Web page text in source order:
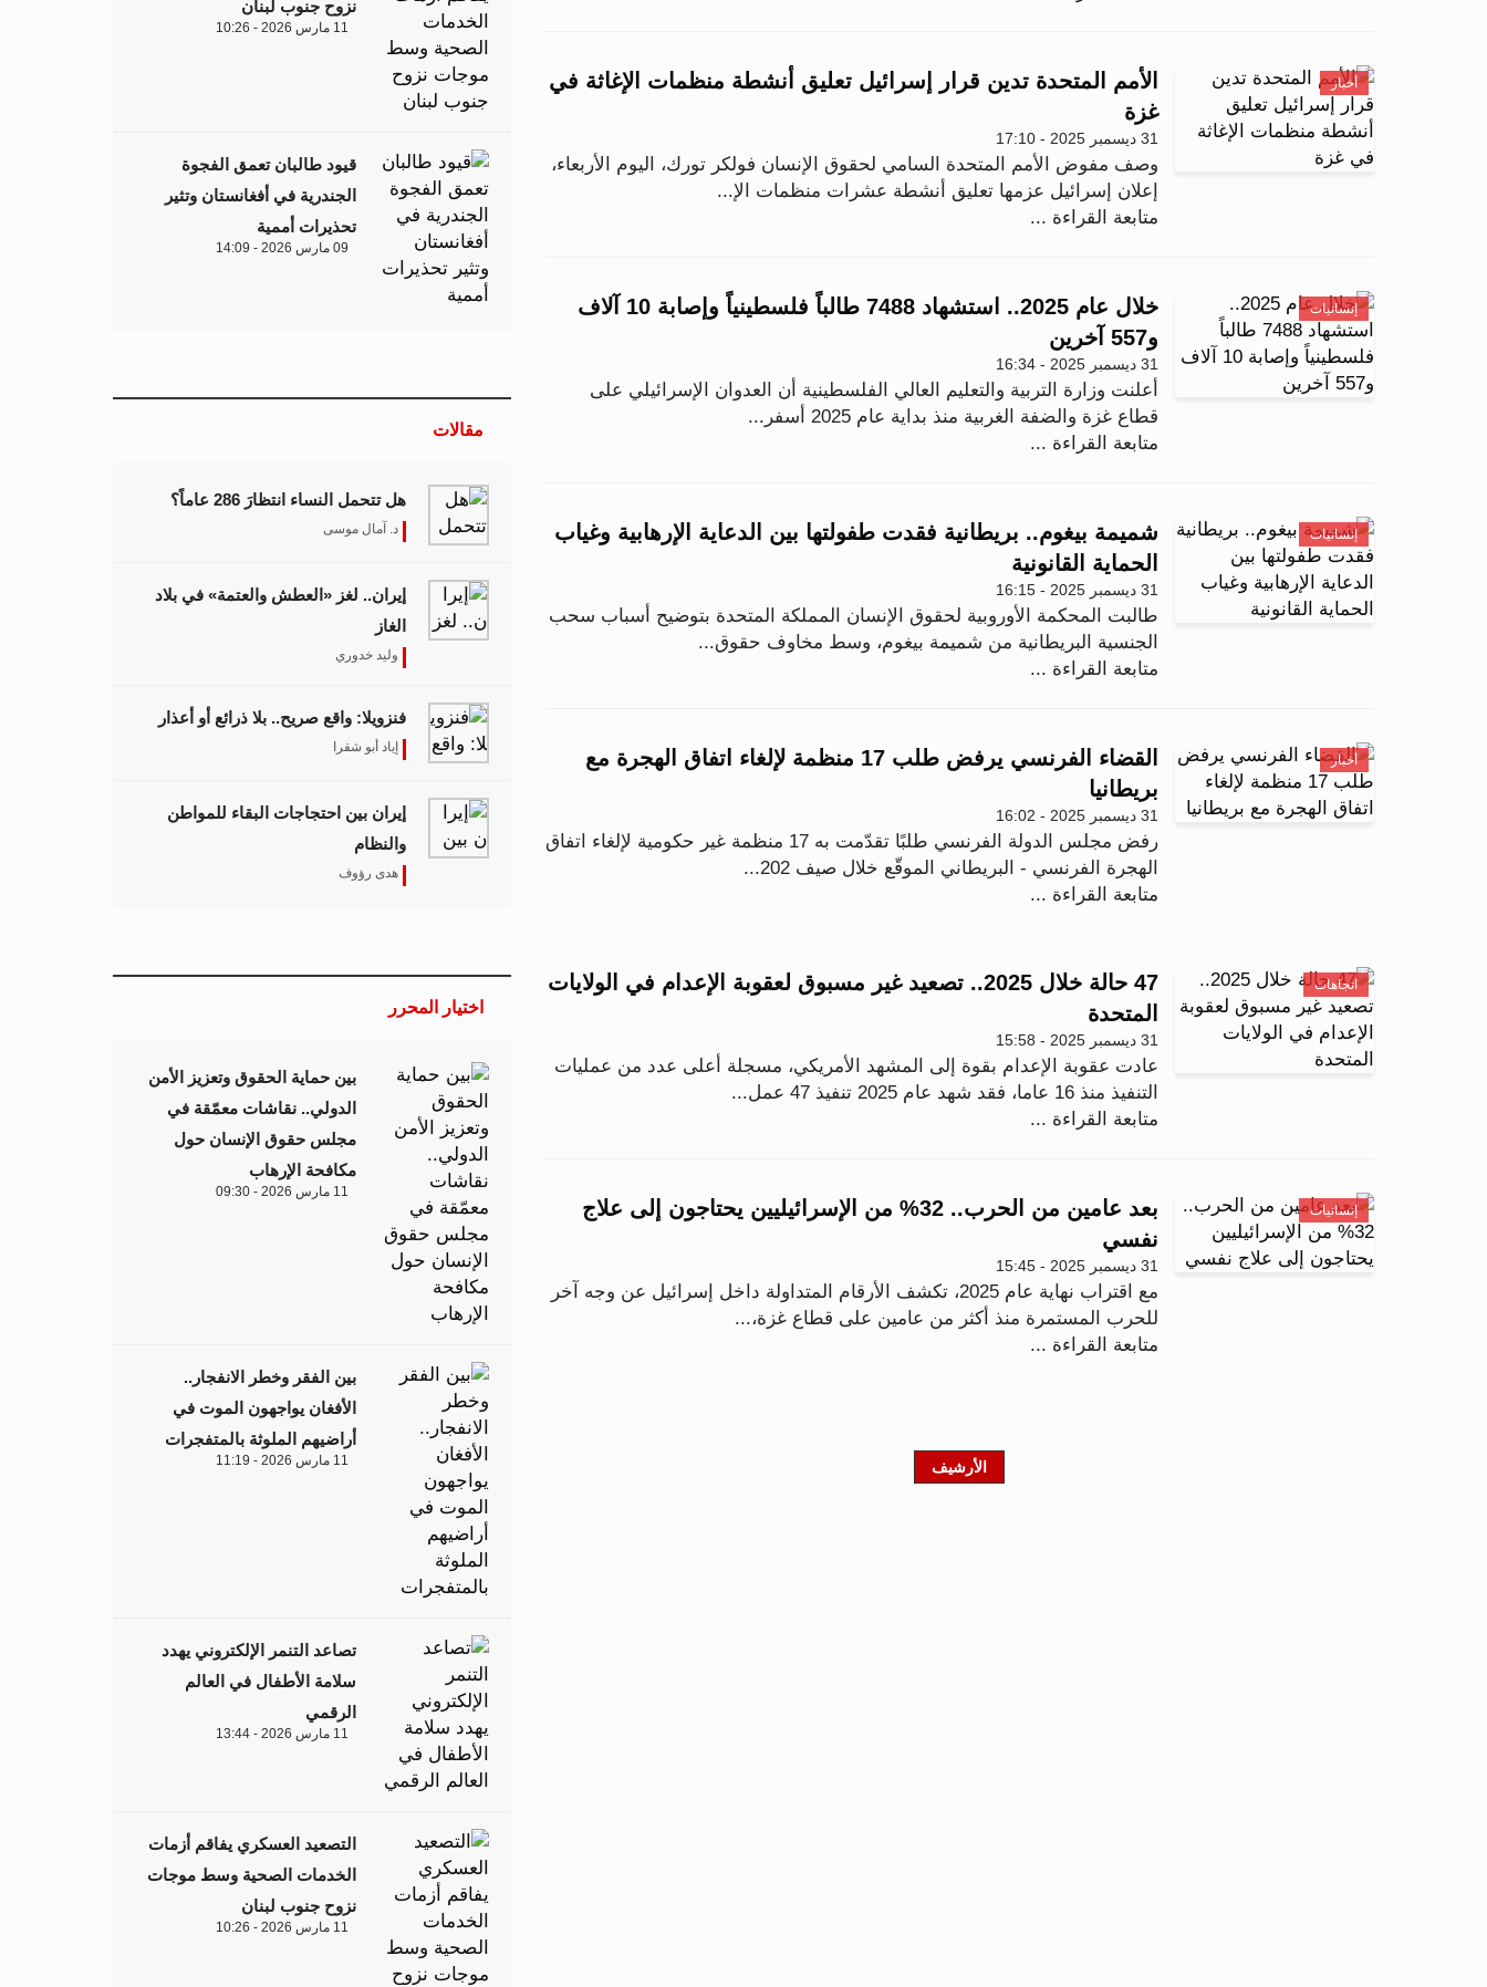
أخبار
الأمم المتحدة تدين قرار إسرائيل تعليق أنشطة منظمات الإغاثة في
غزة
31 ديسمبر 2025 - 17:10
وصف مفوض الأمم المتحدة السامي لحقوق الإنسان فولكر تورك، اليوم الأربعاء،
إعلان إسرائيل عزمها تعليق أنشطة عشرات منظمات الإ...
متابعة القراءة ...
إنسانيات
خلال عام 2025.. استشهاد 7488 طالباً فلسطينياً وإصابة 10 آلاف
و557 آخرين
31 ديسمبر 2025 - 16:34
أعلنت وزارة التربية والتعليم العالي الفلسطينية أن العدوان الإسرائيلي على
قطاع غزة والضفة الغربية منذ بداية عام 2025 أسفر...
متابعة القراءة ...
إنسانيات
شميمة بيغوم.. بريطانية فقدت طفولتها بين الدعاية الإرهابية وغياب
الحماية القانونية
31 ديسمبر 2025 - 16:15
طالبت المحكمة الأوروبية لحقوق الإنسان المملكة المتحدة بتوضيح أسباب سحب
الجنسية البريطانية من شميمة بيغوم، وسط مخاوف حقوق...
متابعة القراءة ...
أخبار
القضاء الفرنسي يرفض طلب 17 منظمة لإلغاء اتفاق الهجرة مع
بريطانيا
31 ديسمبر 2025 - 16:02
رفض مجلس الدولة الفرنسي طلبًا تقدّمت به 17 منظمة غير حكومية لإلغاء اتفاق
الهجرة الفرنسي - البريطاني الموقّع خلال صيف 202...
متابعة القراءة ...
اتجاهات
47 حالة خلال 2025.. تصعيد غير مسبوق لعقوبة الإعدام في الولايات
المتحدة
31 ديسمبر 2025 - 15:58
عادت عقوبة الإعدام بقوة إلى المشهد الأمريكي، مسجلة أعلى عدد من عمليات
التنفيذ منذ 16 عاما، فقد شهد عام 2025 تنفيذ 47 عمل...
متابعة القراءة ...
إنسانيات
بعد عامين من الحرب.. 32% من الإسرائيليين يحتاجون إلى علاج
نفسي
31 ديسمبر 2025 - 15:45
مع اقتراب نهاية عام 2025، تكشف الأرقام المتداولة داخل إسرائيل عن وجه آخر
للحرب المستمرة منذ أكثر من عامين على قطاع غزة،...
متابعة القراءة ...
الأرشيف
نزوح جنوب لبنان
11 مارس 2026 - 10:26
قيود طالبان تعمق الفجوة
الجندرية في أفغانستان وتثير
تحذيرات أممية
09 مارس 2026 - 14:09
مقالات
هل تتحمل النساء انتظارَ 286 عاماً؟
د. آمال موسى
إيران.. لغز «العطش والعتمة» في بلاد
الغاز
وليد خدوري
فنزويلا: واقع صريح.. بلا ذرائع أو أعذار
إياد أبو شقرا
إيران بين احتجاجات البقاء للمواطن
والنظام
هدى رؤوف
اختيار المحرر
بين حماية الحقوق وتعزيز الأمن
الدولي.. نقاشات معمّقة في
مجلس حقوق الإنسان حول
مكافحة الإرهاب
11 مارس 2026 - 09:30
بين الفقر وخطر الانفجار..
الأفغان يواجهون الموت في
أراضيهم الملوثة بالمتفجرات
11 مارس 2026 - 11:19
تصاعد التنمر الإلكتروني يهدد
سلامة الأطفال في العالم
الرقمي
11 مارس 2026 - 13:44
التصعيد العسكري يفاقم أزمات
الخدمات الصحية وسط موجات
نزوح جنوب لبنان
11 مارس 2026 - 10:26